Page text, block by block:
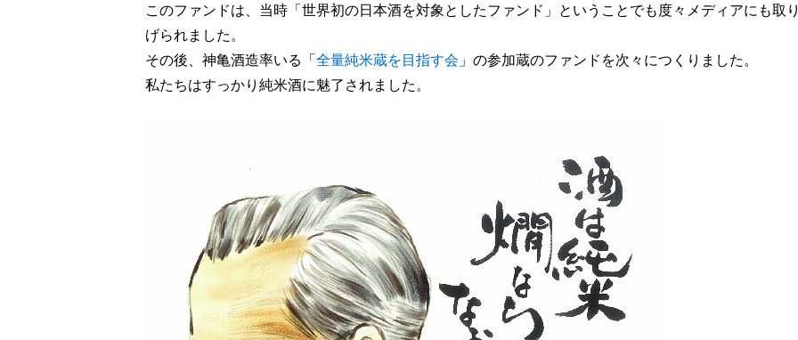
このファンドは、当時「世界初の日本酒を対象としたファンド」ということでも度々メディアにも取
げられました。
その後、神亀酒造率いる「全量純米蔵を目指す会 」の参加蔵のファンドを次々につくりました。
私たちはすっかり純米酒に魅了されました。